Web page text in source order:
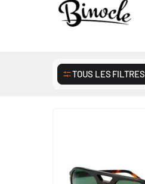
TOUS LES FILTRES